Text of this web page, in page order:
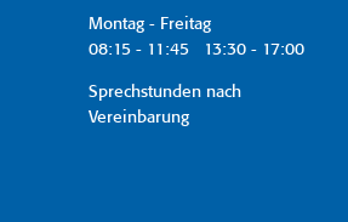
Montag - Freitag
08:15 - 11:45 13:30 - 17:00
Sprechstunden nach
Vereinbarung